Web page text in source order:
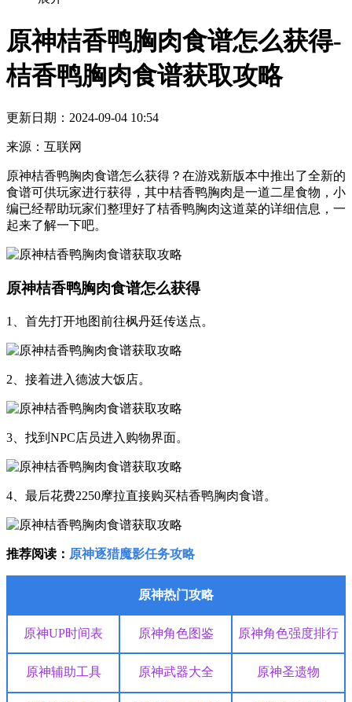
原神桔香鸭胸肉食谱怎么获得-
桔香鸭胸肉食谱获取攻略
更新日期： 2024-09-04 10:54
来源： 互联网
原神桔香鸭胸肉食谱怎么获得？在游戏新版本中推出了全新的
食谱可供玩家进行获得，其中桔香鸭胸肉是一道二星食物，小
编已经帮助玩家们整理好了桔香鸭胸肉这道菜的详细信息，一
起来了解一下吧。
原神桔香鸭胸肉食谱怎么获得
1、首先打开地图前往枫丹廷传送点。
2、接着进入德波大饭店。
3、找到NPC店员进入购物界面。
4、最后花费2250摩拉直接购买桔香鸭胸肉食谱。
推荐阅读： 原神逐猎魔影任务攻略
原神热门攻略
原神UP时间表 原神角色图鉴 原神角色强度排行
原神辅助工具 原神武器大全 原神圣遗物